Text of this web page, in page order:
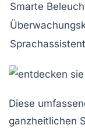
Smarte
Diese
ganzheitlichen